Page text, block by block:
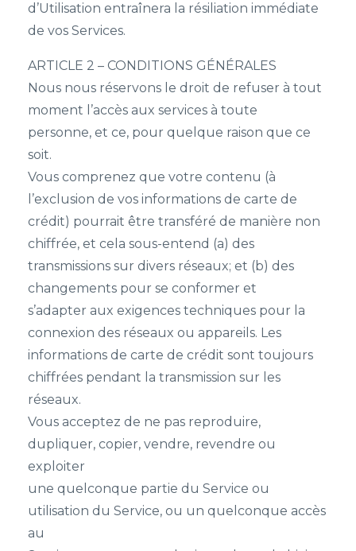
d’Utilisation entraînera la résiliation immédiate
de vos Services.
ARTICLE 2 – CONDITIONS GÉNÉRALES
Nous nous réservons le droit de refuser à tout
moment l’accès aux services à toute
personne, et ce, pour quelque raison que ce
soit.
Vous comprenez que votre contenu (à
l’exclusion de vos informations de carte de
crédit) pourrait être transféré de manière non
chiffrée, et cela sous-entend (a) des
transmissions sur divers réseaux; et (b) des
changements pour se conformer et
s’adapter aux exigences techniques pour la
connexion des réseaux ou appareils. Les
informations de carte de crédit sont toujours
chiffrées pendant la transmission sur les
réseaux.
Vous acceptez de ne pas reproduire,
dupliquer, copier, vendre, revendre ou
exploiter
une quelconque partie du Service ou
utilisation du Service, ou un quelconque accès
au